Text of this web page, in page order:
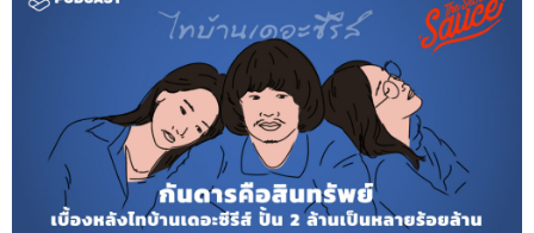
Podcast Lazada ภาษี
Tiktok Shop
ขายของออนไลน์
Lineman
Shopee
The Standard Podcast
GRAB
The Secret Sauce
เคน นครินทร์
อีคอมเมิร์ซ
e-commerce
กรมสรรพากร